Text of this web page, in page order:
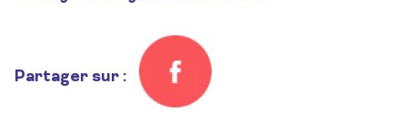
Partager sur :